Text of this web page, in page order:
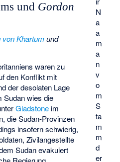
N
a
a
m
a
n
v
o
m
S
ta
m
m
d
er
und Gordon
von Khartum und
waren zu
den Konflikt mit
der desolaten Lage
Sudan wies die
Gladstone im
die Sudan-Provinzen
insofern schwierig,
Zivilangestellte
Sudan evakuiert